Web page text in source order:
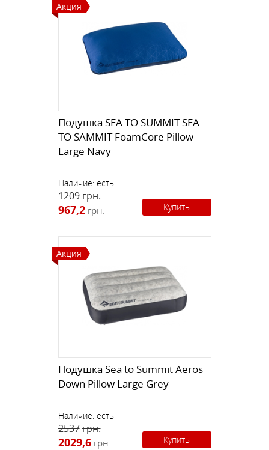
Акция
Подушка SEA TO SUMMIT SEA
TO SAMMIT FoamCore Pillow
Large Navy
Наличие: есть
1209грн.
967,2 грн. Купить
Акция
Подушка Sea to Summit Aeros
Down Pillow Large Grey
Наличие: есть
2537грн.
2029,6 грн. Купить